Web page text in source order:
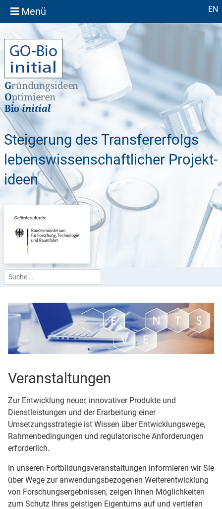
Menü EN
Steigerung des Transfer­erfolgs
lebens­wissen­schaft­licher Projekt­
ideen
Suchen
Veranstaltungen
Zur Entwicklung neuer, innovativer Produkte und
Dienstleistungen und der Erarbeitung einer
Umsetzungsstrategie ist Wissen über Entwicklungswege,
Rahmenbedingungen und regulatorische Anforderungen
erforderlich.
In unseren Fortbildungsveranstaltungen informieren wir Sie
über Wege zur anwendungsbezogenen Weiterentwicklung
von Forschungsergebnissen, zeigen Ihnen Möglichkeiten
zum Schutz Ihres geistigen Eigentums auf und vertiefen